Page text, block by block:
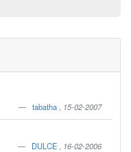
tabatha 15-02-2007
DULCE 16-02-2006